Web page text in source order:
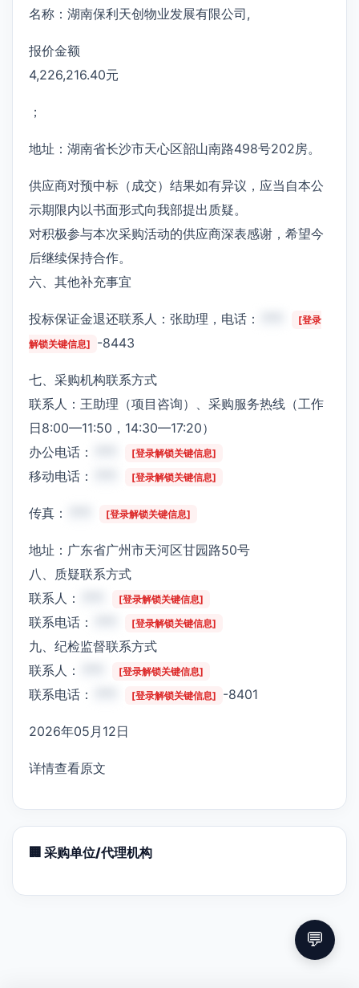
名称：湖南保利天创物业发展有限公司,
报价金额
4,226,216.40元
；
地址：湖南省长沙市天心区韶山南路498号202房。
供应商对预中标（成交）结果如有异议，应当自本公
示期限内以书面形式向我部提出质疑。
对积极参与本次采购活动的供应商深表感谢，希望今
后继续保持合作。
六、其他补充事宜
投标保证金退还联系人：张助理，电话：
[登录
解锁关键信息]
-8443
七、采购机构联系方式
联系人：王助理（项目咨询）、采购服务热线（工作
日8:00—11:50，14:30—17:20）
办公电话：
[登录解锁关键信息]
移动电话： [登录解锁关键信息]
传真： [登录解锁关键信息]
地址：广东省广州市天河区甘园路50号
八、质疑联系方式
联系人：
[登录解锁关键信息]
联系电话： [登录解锁关键信息]
九、纪检监督联系方式
联系人：
[登录解锁关键信息]
联系电话： [登录解锁关键信息] -8401
2026年05月12日
详情查看原文
🏢 采购单位/代理机构
💬